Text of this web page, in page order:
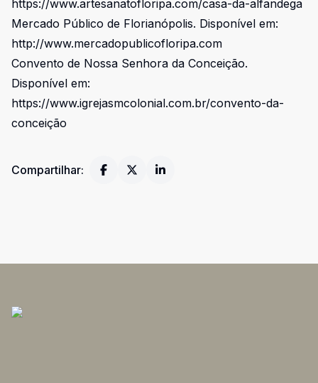
https://www.artesanatofloripa.com/casa-da-alfandega
Mercado Público de Florianópolis. Disponível em:
http://www.mercadopublicofloripa.com
Convento de Nossa Senhora da Conceição.
Disponível em:
https://www.igrejasmcolonial.com.br/convento-da-
conceição
Compartilhar: